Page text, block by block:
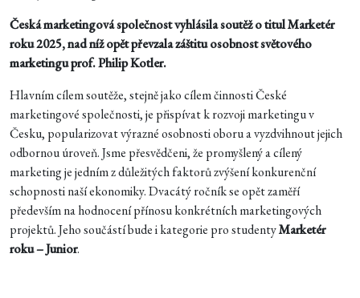
Česká marketingová společnost vyhlásila soutěž o titul Marketér
roku 2025, nad níž opět převzala záštitu osobnost světového
marketingu prof. Philip Kotler.
Hlavním cílem soutěže, stejně jako cílem činnosti České
marketingové společnosti, je přispívat k rozvoji marketingu v
Česku, popularizovat výrazné osobnosti oboru a vyzdvihnout jejich
odbornou úroveň. Jsme přesvědčeni, že promyšlený a cílený
marketing je jedním z důležitých faktorů zvýšení konkurenční
schopnosti naší ekonomiky. Dvacátý ročník se opět zaměří
především na hodnocení přínosu konkrétních marketingových
projektů. Jeho součástí bude i kategorie pro studentyMarketér
roku – Junior.